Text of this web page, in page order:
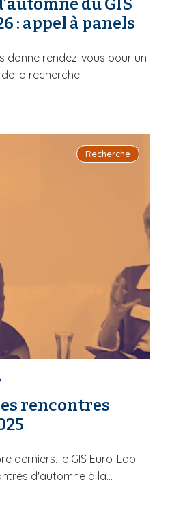
du GIS
: appel à panels
donne rendez-vous pour un
la recherche
Recherche
rencontres
derniers, le GIS Euro-Lab
d'automne à la...